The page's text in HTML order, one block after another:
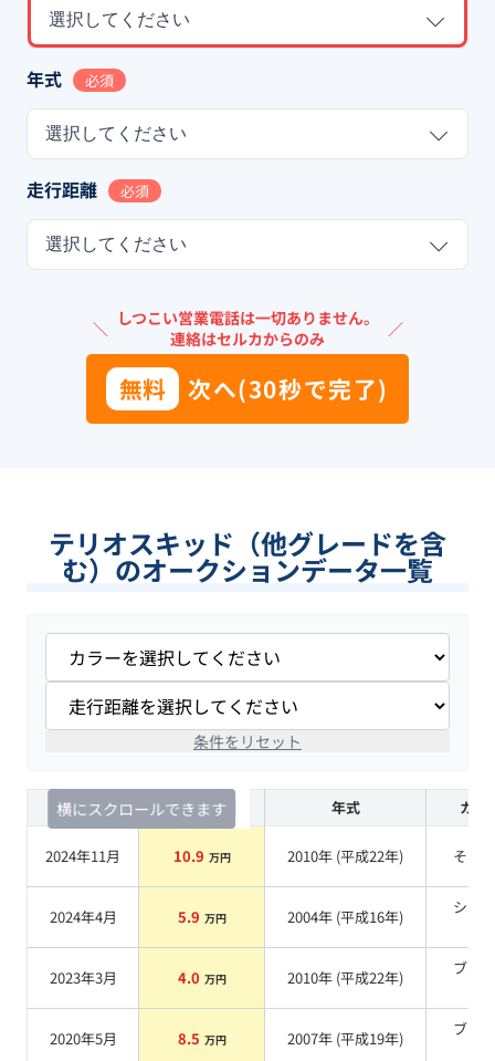
選択してください
年式 必須
選択してください
走行距離 必須
選択してください
＼ しつこい営業電話は一切ありません。
連絡はセルカからのみ
／
無料 次へ(30秒で完了)
テリオスキッド（他グレードを含
む）のオークションデータ一覧
条件をリセット
横にスクロールできます
査定時期 セルカ実績 年式 カラ
2024年11月 10.9 万円 2010年 (平成22年) その他
2024年4月 5.9 万円 2004年 (平成16年)
シル
2023年3月 4.0 万円 2010年 (平成22年)
ブラ
2020年5月 8.5 万円 2007年 (平成19年)
ブラ